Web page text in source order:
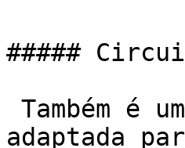
#####
adaptada